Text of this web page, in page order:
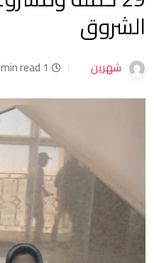
الشروق
شهرين 1 min read